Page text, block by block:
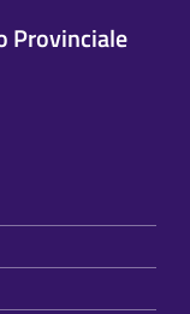
Provinciale